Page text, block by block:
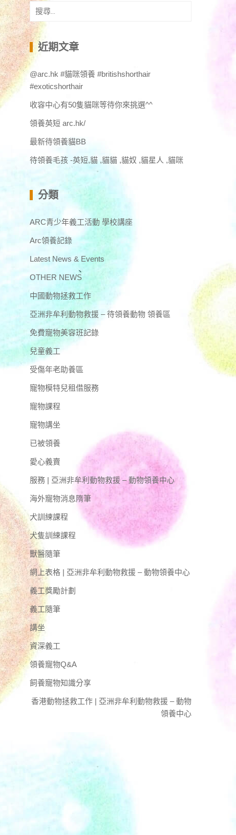
搜
尋
關
鍵
字:
近期文章
@arc.hk #貓咪領養 #britishshorthair
#exoticshorthair
收容中心有50隻貓咪等待你來挑選^^
領養英短 arc.hk/
最新待領養貓BB
待領養毛孩 -英短,貓 ,貓貓 ,貓奴 ,貓星人 ,貓咪
分類
ARC青少年義工活動 學校講座
Arc領養記錄
Latest News & Events
OTHER NEWS
中國動物拯救工作
亞洲非牟利動物救援 – 待領養動物 領養區
免費寵物美容班記錄
兒童義工
受傷年老助養區
寵物模特兒租借服務
寵物課程
寵物講坐
已被領養
愛心義賣
服務 | 亞洲非牟利動物救援 – 動物領養中心
海外寵物消息隋筆
犬訓練課程
犬隻訓練課程
獸醫隨筆
網上表格 | 亞洲非牟利動物救援 – 動物領養中心
義工獎勵計劃
義工隨筆
講坐
資深義工
領養寵物Q&A
飼養寵物知識分享
香港動物拯救工作 | 亞洲非牟利動物救援 – 動物
領養中心